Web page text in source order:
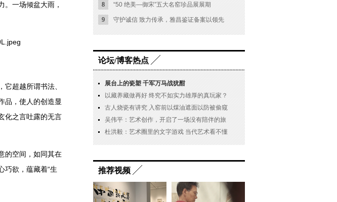
。一场倾盆大雨，
超越所谓书法、
品，使人的创造显
化之言吐露的无言
的空间，如同其在
巧欲，蕴藏着“生
8 “50 绝美—御宋”五大名窑珍品展展期
9 守护诚信 致力传承，雅昌鉴证备案以领先
论坛/博客热点
展台上的瓷塑 千军万马战犹酣
以藏养藏做再好 终究不如实力雄厚的真玩家？
古人烧瓷有讲究 入窑前以煤油遮面以防被偷窥
吴伟平：艺术创作，开启了一场没有陪伴的旅
杜洪毅：艺术圈里的文字游戏 当代艺术看不懂
推荐视频